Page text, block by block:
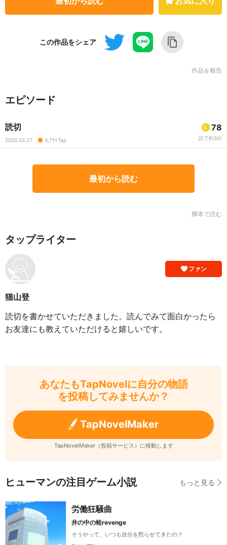
この作品をシェア
作品を報告
エピソード
読切
2020.03.27 4,711Tap
78
読了約3分
最初から読む
脚本で読む
タップライター
ファン
猫山登
読切を書かせていただきました。読んでみて面白かったら
お友達にも教えていただけると嬉しいです。
あなたもTapNovelに自分の物語
を投稿してみませんか？
TapNovelMaker
TapNovelMaker（投稿サービス）に移動します
ヒューマンの注目ゲーム小説 もっと見る
労働狂騒曲
井の中の蛙revenge
そうやって、いつも自分を黙らせてきたの？